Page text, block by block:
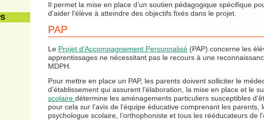
Il permet la mise en place d’un soutien pédagogique spécifique
d'aider l'élève à atteindre des objectifs fixés dans le projet.
PAP
Le Projet d'Accompagnement Personnalisé (PAP) concerne les
apprentissages ne nécessitant pas le recours à une
MDPH.
Pour mettre en place un PAP, les parents doivent solliciter le
d’établissement qui assurent l’élaboration, la mise en place et le
scolaire détermine les aménagements particuliers susceptibles
pour cela sur l’avis de l’équipe éducative comprenant les parents,
psychologue scolaire, l’orthophoniste et tous les rééducateurs de